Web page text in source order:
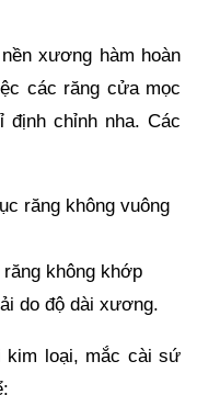
xương hàm hoàn
các răng cửa mọc
chỉnh nha. Các
răng không vuông
răng không khớp
do độ dài xương.
kim loại, mắc cài sứ